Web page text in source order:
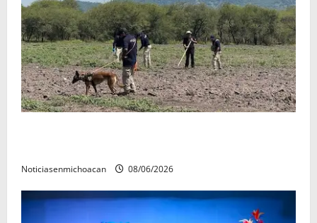
Noticiasenmichoacan 08/06/2026